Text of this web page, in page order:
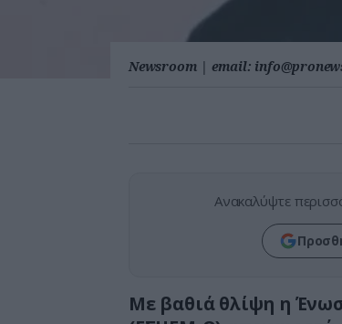
Newsroom | email:
Ανακαλύψτε
Με βαθιά θλίψη η